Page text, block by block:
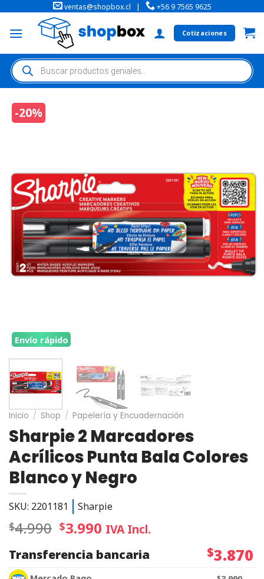
ventas@shopbox.cl | +56 9 7565 9625
Cotizaciones
-20%
Envío rápido
Inicio / Shop / Papelería y Encuadernación
Sharpie 2 Marcadores
Acrílicos Punta Bala Colores
Blanco y Negro
SKU: 2201181 Sharpie
$4.990 $3.990 IVA Incl.
Transferencia bancaria
$3.870